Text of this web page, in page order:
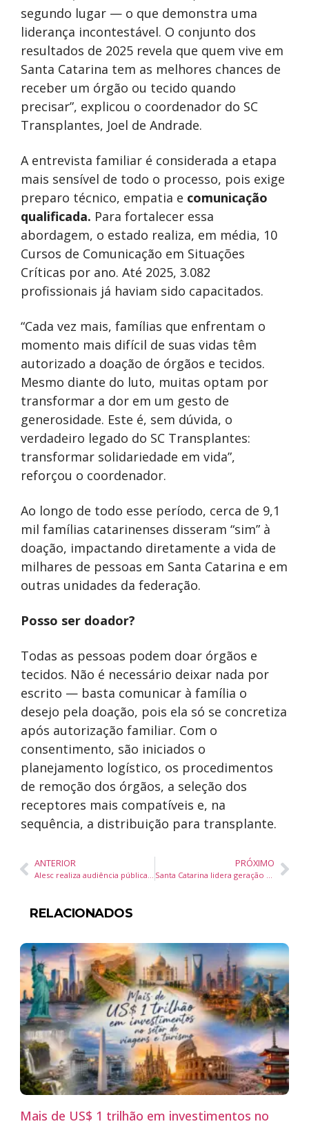
segundo lugar — o que demonstra uma
liderança incontestável. O conjunto dos
resultados de 2025 revela que quem vive em
Santa Catarina tem as melhores chances de
receber um órgão ou tecido quando
precisar”, explicou o coordenador do SC
Transplantes, Joel de Andrade.
A entrevista familiar é considerada a etapa
mais sensível de todo o processo, pois exige
preparo técnico, empatia e comunicação
qualificada. Para fortalecer essa
abordagem, o estado realiza, em média, 10
Cursos de Comunicação em Situações
Críticas por ano. Até 2025, 3.082
profissionais já haviam sido capacitados.
“Cada vez mais, famílias que enfrentam o
momento mais difícil de suas vidas têm
autorizado a doação de órgãos e tecidos.
Mesmo diante do luto, muitas optam por
transformar a dor em um gesto de
generosidade. Este é, sem dúvida, o
verdadeiro legado do SC Transplantes:
transformar solidariedade em vida”,
reforçou o coordenador.
Ao longo de todo esse período, cerca de 9,1
mil famílias catarinenses disseram “sim” à
doação, impactando diretamente a vida de
milhares de pessoas em Santa Catarina e em
outras unidades da federação.
Posso ser doador?
Todas as pessoas podem doar órgãos e
tecidos. Não é necessário deixar nada por
escrito — basta comunicar à família o
desejo pela doação, pois ela só se concretiza
após autorização familiar. Com o
consentimento, são iniciados o
planejamento logístico, os procedimentos
de remoção dos órgãos, a seleção dos
receptores mais compatíveis e, na
sequência, a distribuição para transplante.
ANTERIOR
Alesc realiza audiência pública sobre prevenção ao El Niño em SC no dia 22 de maio
PRÓXIMO
Santa Catarina lidera geração de emprego e registra menor índice de domicílios com Bolsa Família no Brasil, aponta IBGE
RELACIONADOS
Mais de US$ 1 trilhão em investimentos no